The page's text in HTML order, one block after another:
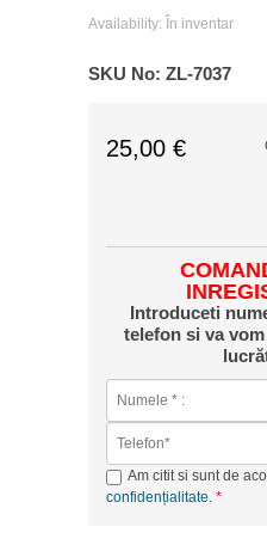
Availability: În inventar
SKU No: ZL-7037
25,00 €
Introduceti
telefon si va
Am citit si sunt de
confidențialitate.